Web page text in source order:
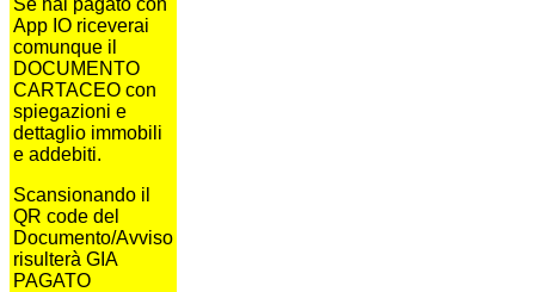
App IO riceverai
comunque il
DOCUMENTO
CARTACEO con
spiegazioni e
dettaglio immobili
e addebiti.
Scansionando il
QR code del
Documento/Avviso
risulterà GIA
PAGATO